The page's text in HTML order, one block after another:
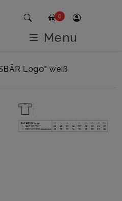
Logo" weiß
0
Menu